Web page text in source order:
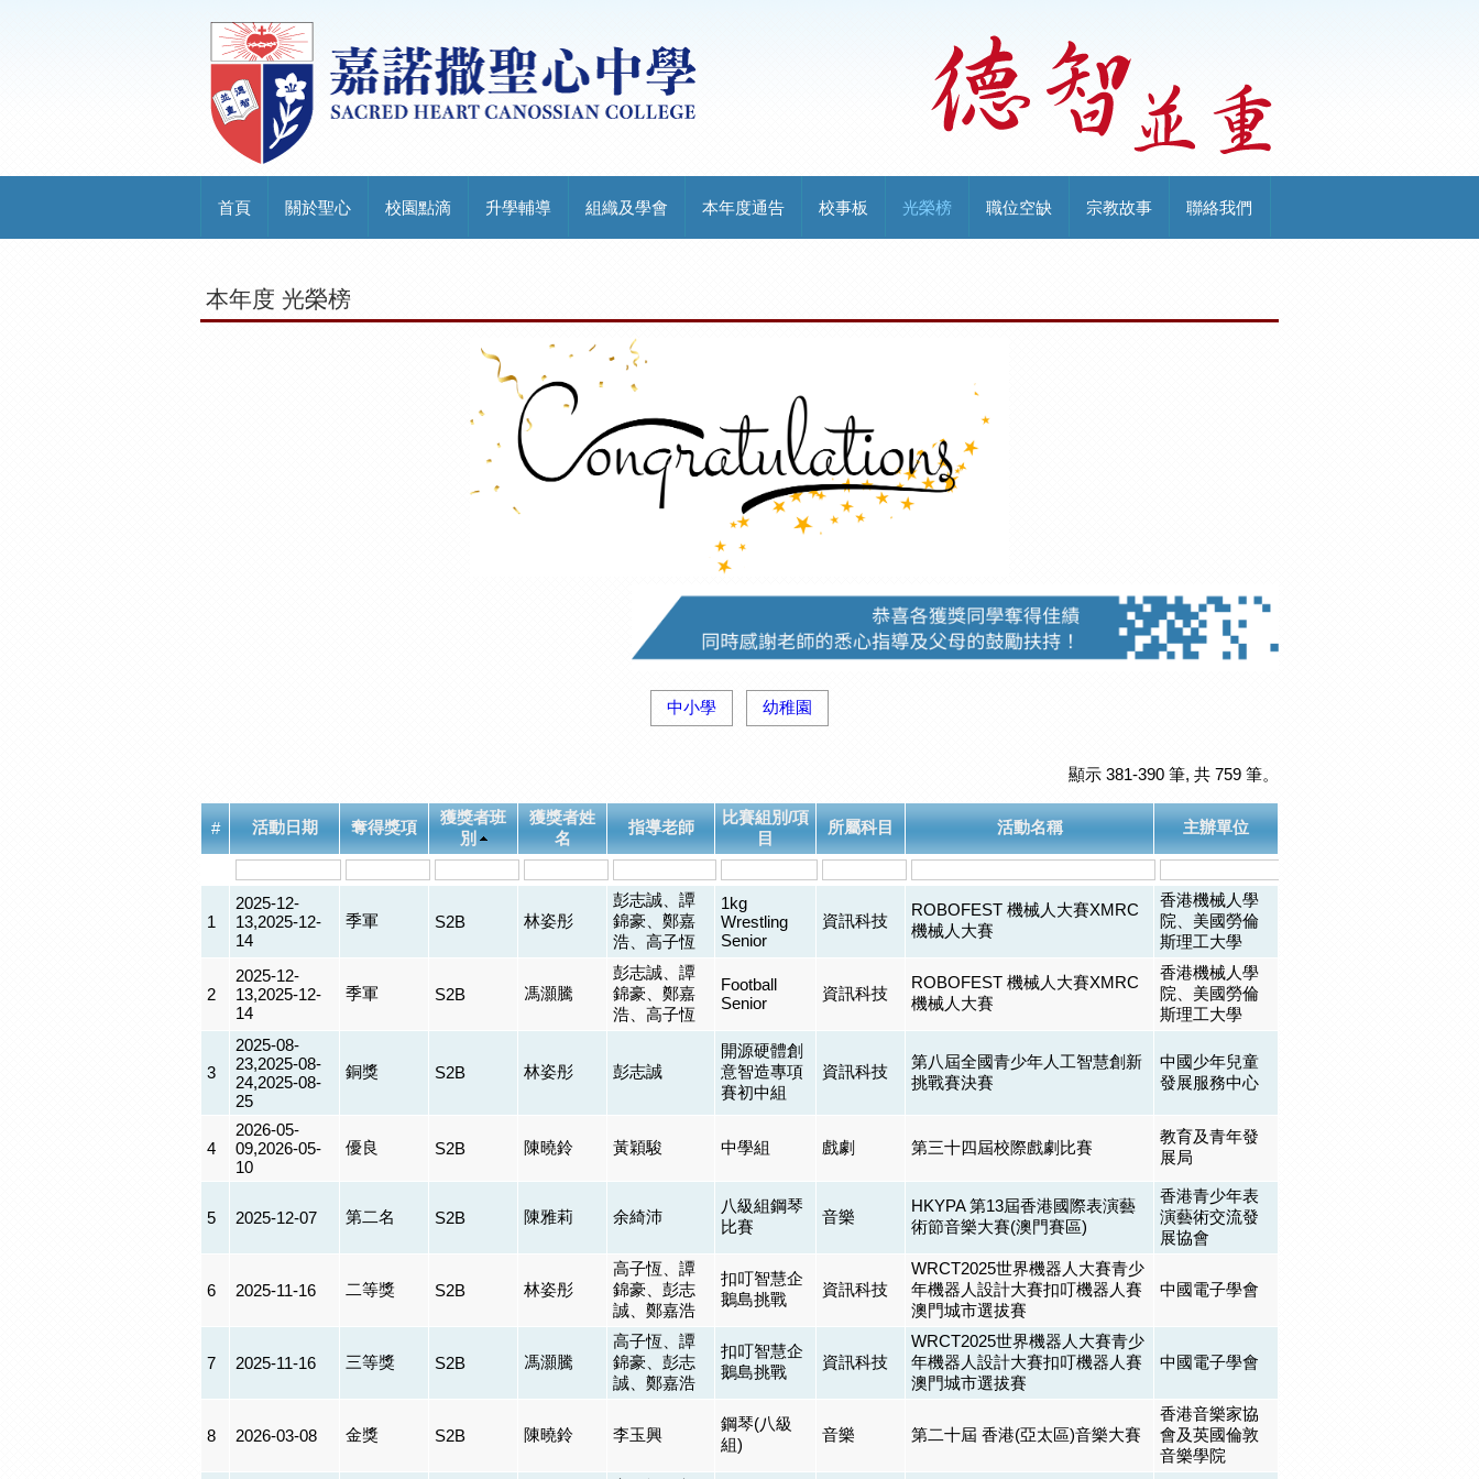
首頁 關於聖心 校園點滴 升學輔導 組織及學會 本年度通告 校事板 光榮榜 職位空缺 宗教故事 聯絡我們
本年度 光榮榜
中小學 幼稚園
顯示 381-390 筆, 共 759 筆。
# 活動日期 奪得獎項
獲獎者班
別
獲獎者姓
名
指導老師
比賽組別/項
目
所屬科目 活動名稱 主辦單位
1
2025-12-
13,2025-12-
14
季軍 S2B 林姿彤
彭志誠、譚
錦豪、鄭嘉
浩、高子恆
1kg
Wrestling
Senior
資訊科技
ROBOFEST 機械人大賽XMRC
機械人大賽
香港機械人學
院、美國勞倫
斯理工大學
2
2025-12-
13,2025-12-
14
季軍 S2B 馮灝騰
彭志誠、譚
錦豪、鄭嘉
浩、高子恆
Football
Senior
資訊科技
ROBOFEST 機械人大賽XMRC
機械人大賽
香港機械人學
院、美國勞倫
斯理工大學
3
2025-08-
23,2025-08-
24,2025-08-
25
銅獎 S2B 林姿彤 彭志誠
開源硬體創
意智造專項
賽初中組
資訊科技
第八屆全國青少年人工智慧創新
挑戰賽決賽
中國少年兒童
發展服務中心
4
2026-05-
09,2026-05-
10
優良 S2B 陳曉鈴 黃穎駿 中學組 戲劇 第三十四屆校際戲劇比賽
教育及青年發
展局
5 2025-12-07 第二名 S2B 陳雅莉 余綺沛
八級組鋼琴
比賽
音樂
HKYPA 第13屆香港國際表演藝
術節音樂大賽(澳門賽區)
香港青少年表
演藝術交流發
展協會
6 2025-11-16 二等獎 S2B 林姿彤
高子恆、譚
錦豪、彭志
誠、鄭嘉浩
扣叮智慧企
鵝島挑戰
資訊科技
WRCT2025世界機器人大賽青少
年機器人設計大賽扣叮機器人賽
澳門城市選拔賽
中國電子學會
7 2025-11-16 三等獎 S2B 馮灝騰
高子恆、譚
錦豪、彭志
誠、鄭嘉浩
扣叮智慧企
鵝島挑戰
資訊科技
WRCT2025世界機器人大賽青少
年機器人設計大賽扣叮機器人賽
澳門城市選拔賽
中國電子學會
8 2026-03-08 金獎 S2B 陳曉鈴 李玉興
鋼琴(八級
組)
音樂 第二十屆 香港(亞太區)音樂大賽
香港音樂家協
會及英國倫敦
音樂學院